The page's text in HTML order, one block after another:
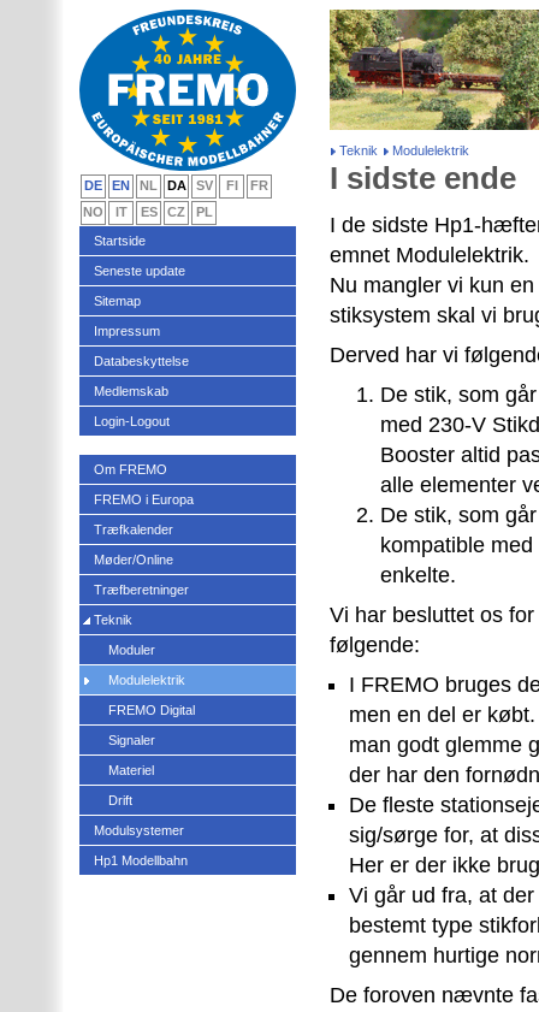
Teknik Modulelektrik
I sidste ende
I de sidste Hp1-
emnet Modulelektrik.
Nu mangler vi kun
stiksystem skal vi
Derved har vi
De stik, som
med 230-V
Booster altid
alle elementer
De stik, som
kompatible
enkelte.
Vi har besluttet os
følgende:
I FREMO bruges
men en del er
man godt glemme
der har den
De fleste
sig/sørge for, at
Her er der ikke
Vi går ud fra, at
bestemt type
gennem hurtige
De foroven nævnte
DE EN NL DA SV FI
FR
NO
IT ES CZ
PL
Startside
Seneste update
Sitemap
Impressum
Databeskyttelse
Medlemskab
Login-Logout
Om FREMO
FREMO i Europa
Træfkalender
Møder/Online
Træfberetninger
Teknik
Moduler
Modulelektrik
FREMO Digital
Signaler
Materiel
Drift
Modulsystemer
Hp1 Modellbahn